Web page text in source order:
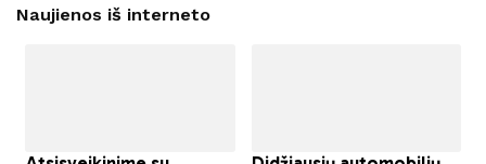
Naujienos iš interneto